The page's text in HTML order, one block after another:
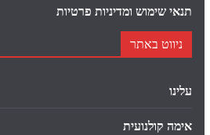
תנאי שימוש ומדיניות פרטיות
ניווט באתר
עלינו
אימה קולנועית